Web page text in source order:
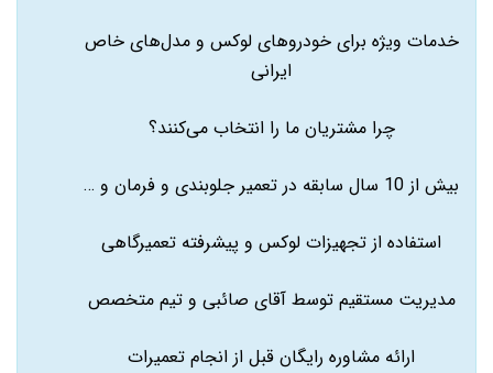
خدمات ویژه برای خودروهای لوکس و مدل‌های خاص
ایرانی
چرا مشتریان ما را انتخاب می‌کنند؟
بیش از 10 سال سابقه در تعمیر جلوبندی و فرمان و …
استفاده از تجهیزات لوکس و پیشرفته تعمیرگاهی
مدیریت مستقیم توسط آقای صائبی و تیم متخصص
ارائه مشاوره رایگان قبل از انجام تعمیرات